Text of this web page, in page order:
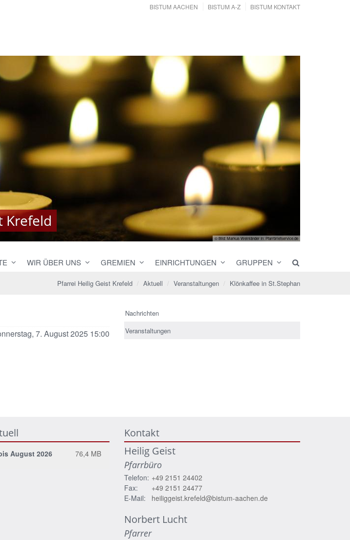
BISTUM AACHEN BISTUM A-Z BISTUM KONTAKT
© Bild: Markus Weinländer In: Pfarrbriefservice.de
Krefeld
Krefeld
WIR ÜBER UNS GREMIEN EINRICHTUNGEN GRUPPEN
Pfarrei Heilig Geist Krefeld Aktuell Veranstaltungen Klönkaffee in St.Stephan
7. August 2025 15:00
Nachrichten
Veranstaltungen
August 2026 76,4 MB
Kontakt
Heilig Geist
Pfarrbüro
Telefon: +49 2151 24402
Fax:
+49 2151 24477
E-Mail:
heiliggeist.krefeld@bistum-aachen.de
Norbert Lucht
Pfarrer